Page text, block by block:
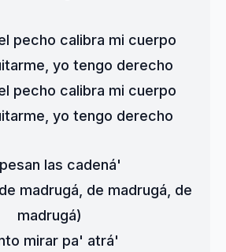
pecho calibra mi cuerpo
yo tengo derecho
pecho calibra mi cuerpo
yo tengo derecho
las cadená'
madrugá, de madrugá, de
madrugá)
mirar pa' atrá'